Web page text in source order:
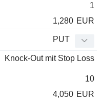
1
1,280 EUR
PUT
Knock-Out mit Stop Loss
10
4,050 EUR